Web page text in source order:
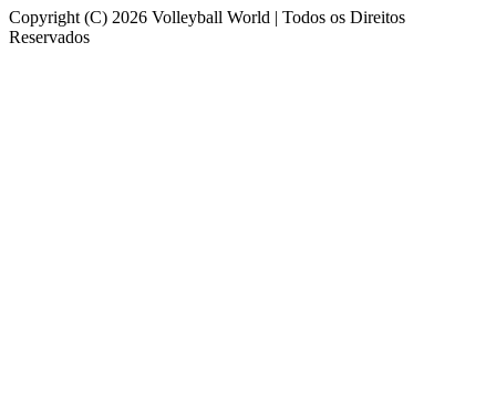
Copyright (C) 2026 Volleyball World | Todos os Direitos
Reservados